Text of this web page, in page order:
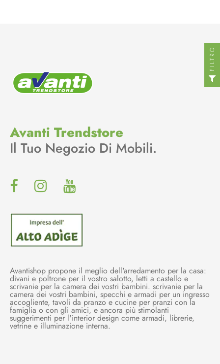
Avanti Trendstore
Il Tuo Negozio Di Mobili.
Avantishop propone il meglio dell'arredamento per la casa:
divani e poltrone per il vostro salotto, letti a castello e
scrivanie per la camera dei vostri bambini. scrivanie per la
camera dei vostri bambini, specchi e armadi per un ingresso
accogliente, tavoli da pranzo e cucine per pranzi con la
famiglia o con gli amici, e ancora più stimolanti
suggerimenti per l'interior design come armadi, librerie,
vetrine e illuminazione interna.
FILTRO